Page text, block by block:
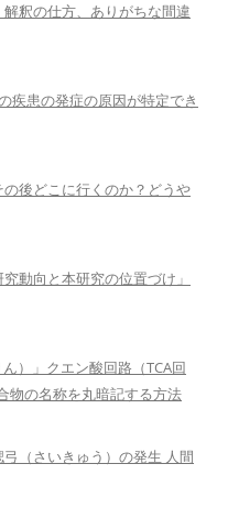
釈の仕方、ありがちな間違
患の発症の原因が特定でき
後どこに行くのか？どうや
動向と本研究の位置づけ」
）」クエン酸回路（TCA回
物の名称を丸暗記する方法
（さいきゅう）の発生 人間